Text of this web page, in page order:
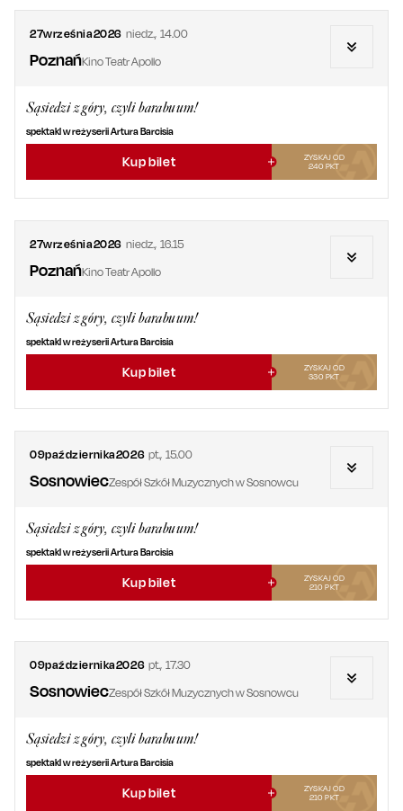
27września2026 niedz., 14.00
PoznańKino Teatr Apollo
Sąsiedzi z góry, czyli barabuum!
spektakl w reżyserii Artura Barcisia
Kup bilet
ZYSKAJ OD
240 PKT
27września2026 niedz., 16.15
PoznańKino Teatr Apollo
Sąsiedzi z góry, czyli barabuum!
spektakl w reżyserii Artura Barcisia
Kup bilet
ZYSKAJ OD
330 PKT
09października2026 pt.,15.00
SosnowiecZespół Szkół Muzycznych w Sosnowcu
Sąsiedzi z góry, czyli barabuum!
spektakl w reżyserii Artura Barcisia
Kup bilet
ZYSKAJ OD
210 PKT
09października2026 pt.,17.30
SosnowiecZespół Szkół Muzycznych w Sosnowcu
Sąsiedzi z góry, czyli barabuum!
spektakl w reżyserii Artura Barcisia
Kup bilet
ZYSKAJ OD
210 PKT